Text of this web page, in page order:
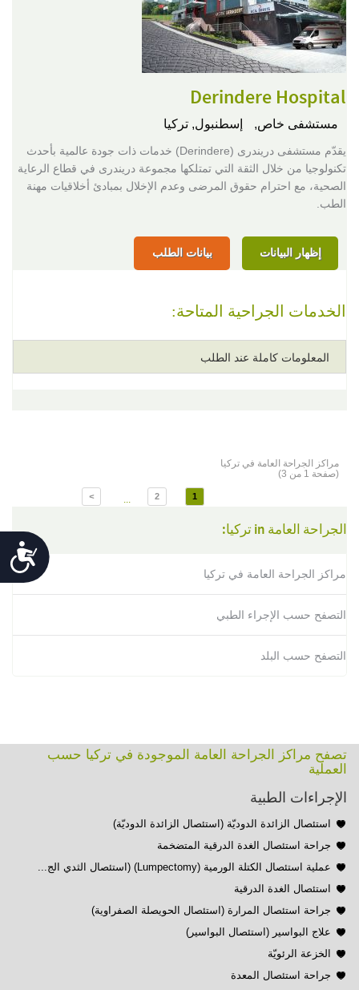
Accessibility
Derindere Hospital
مستشفى خاص, إسطنبول, تركيا
يقدّم مستشفى دريندرى (Derindere) خدمات ذات جودة عالمية بأحدث
تكنولوجيا من خلال الثقة التي تمتلكها مجموعة دريندرى في قطاع الرعاية
الصحية، مع احترام حقوق المرضى وعدم الإخلال بمبادئ أخلاقيات مهنة
الطب.
إظهار البيانات بيانات الطلب
الخدمات الجراحية المتاحة:
المعلومات كاملة عند الطلب
مراكز الجراحة العامة في تركيا
(صفحة 1 من 3)
1
2
...
>
الجراحة العامة in تركيا:
مراكز الجراحة العامة في تركيا
التصفح حسب الإجراء الطبي
التصفح حسب البلد
تصفح مراكز الجراحة العامة الموجودة في تركيا حسب
العملية
الإجراءات الطبية
استئصال الزائدة الدوديّة (استئصال الزائدة الدوديّة)
جراحة استئصال الغدة الدرقية المتضخمة
عملية استئصال الكتلة الورمية (Lumpectomy) (استئصال الثدي الج...
استئصال الغدة الدرقية
جراحة استئصال المرارة (استئصال الحويصلة الصفراوية)
علاج البواسير (استئصال البواسير)
الخزعة الرئويّة
جراحة استئصال المعدة